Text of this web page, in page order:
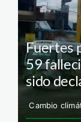
Fuertes
59
sido
Cambio